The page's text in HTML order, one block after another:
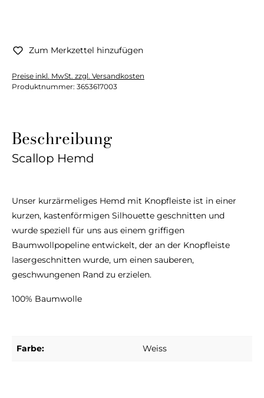
Zum Merkzettel hinzufügen
Preise inkl. MwSt. zzgl. Versandkosten
Produktnummer: 3653617003
Beschreibung
Scallop Hemd
Unser kurzärmeliges Hemd mit Knopfleiste ist in einer
kurzen, kastenförmigen Silhouette geschnitten und
wurde speziell für uns aus einem griffigen
Baumwollpopeline entwickelt, der an der Knopfleiste
lasergeschnitten wurde, um einen sauberen,
geschwungenen Rand zu erzielen.
100% Baumwolle
Farbe: Weiss